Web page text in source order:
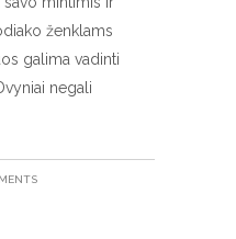
ženklams
galima vadinti
negali